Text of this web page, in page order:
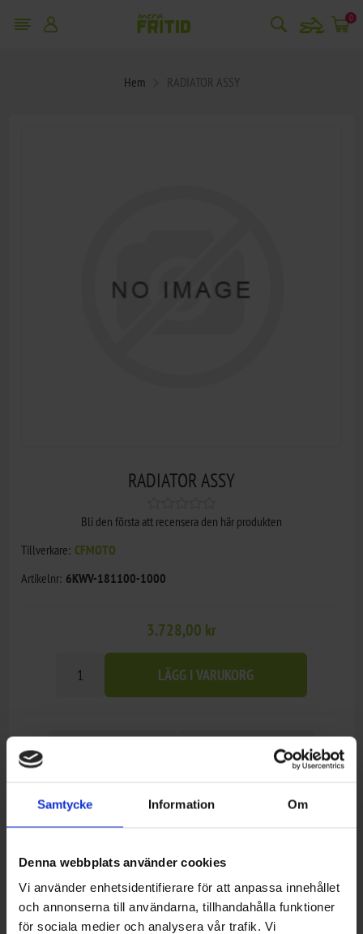
Samtycke Information Om
Denna webbplats använder cookies
Vi använder enhetsidentifierare för att anpassa innehållet
och annonserna till användarna, tillhandahålla funktioner
för sociala medier och analysera vår trafik. Vi
snowmobile 0
Hem RADIATOR ASSY
RADIATOR ASSY
Bli den första att recensera den här produkten
Tillverkare: CFMOTO
Artikelnr: 6KWV-181100-1000
3.728,00 kr
LÄGG I VARUKORG
Jämför denna produkt
Onlinelager:
oss).
Recensioner